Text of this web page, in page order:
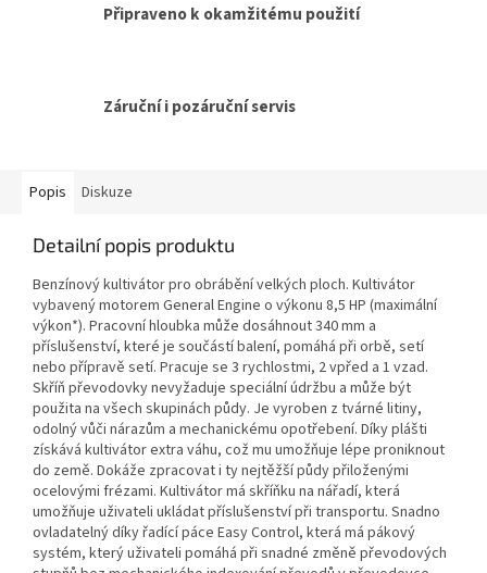
Připraveno k okamžitému použití
Záruční i pozáruční servis
Popis Diskuze
Detailní popis produktu
Benzínový kultivátor pro obrábění velkých ploch. Kultivátor
vybavený motorem General Engine o výkonu 8,5 HP (maximální
výkon*). Pracovní hloubka může dosáhnout 340 mm a
příslušenství, které je součástí balení, pomáhá při orbě, setí
nebo přípravě setí. Pracuje se 3 rychlostmi, 2 vpřed a 1 vzad.
Skříň převodovky nevyžaduje speciální údržbu a může být
použita na všech skupinách půdy. Je vyroben z tvárné litiny,
odolný vůči nárazům a mechanickému opotřebení. Díky plášti
získává kultivátor extra váhu, což mu umožňuje lépe proniknout
do země. Dokáže zpracovat i ty nejtěžší půdy přiloženými
ocelovými frézami. Kultivátor má skříňku na nářadí, která
umožňuje uživateli ukládat příslušenství při transportu. Snadno
ovladatelný díky řadící páce Easy Control, která má pákový
systém, který uživateli pomáhá při snadné změně převodových